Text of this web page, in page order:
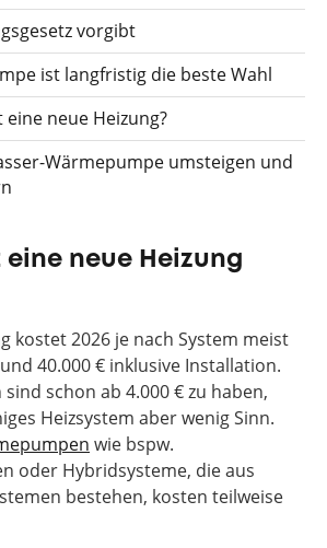
vorgibt
ist langfristig die beste Wahl
eine neue Heizung?
Wärmepumpe umsteigen und
neue Heizung
kostet 2026 je nach System meist
40.000 € inklusive Installation.
schon ab 4.000 € zu haben,
Heizsystem aber wenig Sinn.
wie bspw.
oder Hybridsysteme, die aus
bestehen, kosten teilweise